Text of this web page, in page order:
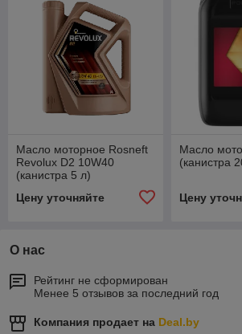
Масло моторное Rosneft
Revolux D2 10W40
(канистра 5 л)
Цену уточняйте
Масло
(канистра
Цену
О нас
Рейтинг не сформирован
Менее 5 отзывов за последний год
Компания продает на Deal.by